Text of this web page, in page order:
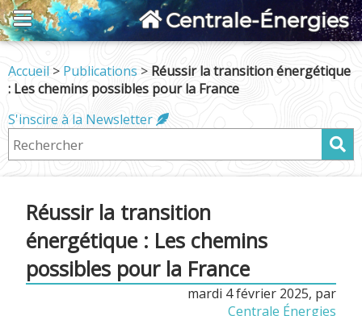
Centrale-Énergies
Accueil > Publications > Réussir la transition énergétique
: Les chemins possibles pour la France
S'inscire à la Newsletter
Réussir la transition
énergétique : Les chemins
possibles pour la France
mardi 4 février 2025, par
Centrale Énergies